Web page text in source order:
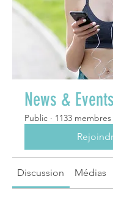
News & Events
Public · 1133 membres
Discussion Médias